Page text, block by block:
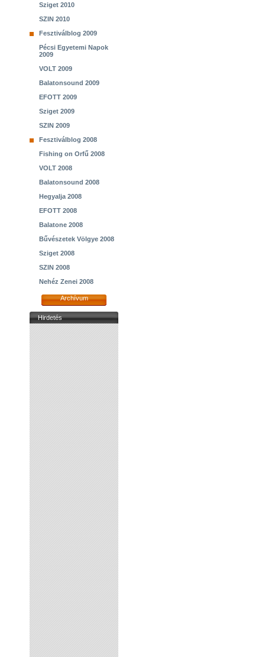
Sziget 2010
SZIN 2010
Fesztiválblog 2009
Pécsi Egyetemi Napok
2009
VOLT 2009
Balatonsound 2009
EFOTT 2009
Sziget 2009
SZIN 2009
Fesztiválblog 2008
Fishing on Orfű 2008
VOLT 2008
Balatonsound 2008
Hegyalja 2008
EFOTT 2008
Balatone 2008
Bűvészetek Völgye 2008
Sziget 2008
SZIN 2008
Nehéz Zenei 2008
Archívum
Hirdetés